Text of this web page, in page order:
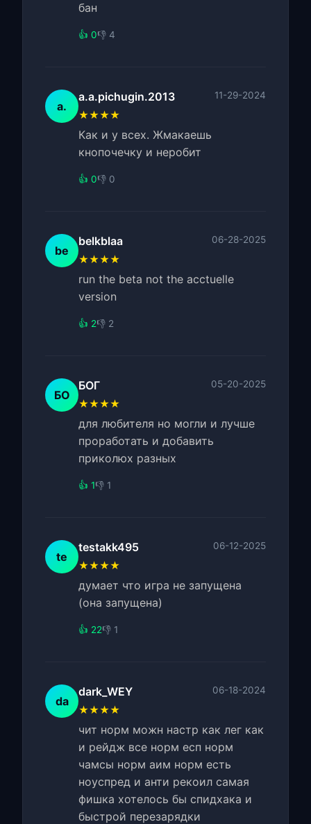
бан
👍 0👎 4
a.
a.a.pichugin.2013 11-29-2024
★★★★
Как и у всех. Жмакаешь
кнопочечку и неробит
👍 0👎 0
be
belkblaa 06-28-2025
★★★★
run the beta not the acctuelle
version
👍 2👎 2
БО
БОГ 05-20-2025
★★★★
для любителя но могли и лучше
проработать и добавить
приколюх разных
👍 1👎 1
te
testakk495 06-12-2025
★★★★
думает что игра не запущена
(она запущена)
👍 22👎 1
da
dark_WEY 06-18-2024
★★★★
чит норм можн настр как лег как
и рейдж все норм есп норм
чамсы норм аим норм есть
ноуспред и анти рекоил самая
фишка хотелось бы спидхака и
быстрой перезарядки